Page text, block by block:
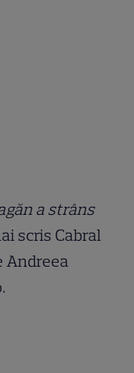
a strâns
scris Cabral
Andreea